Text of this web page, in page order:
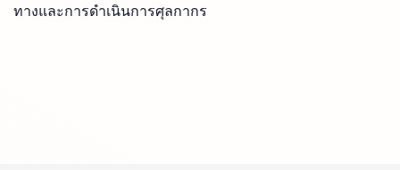
ทางและการดำเนินการศุลกากร